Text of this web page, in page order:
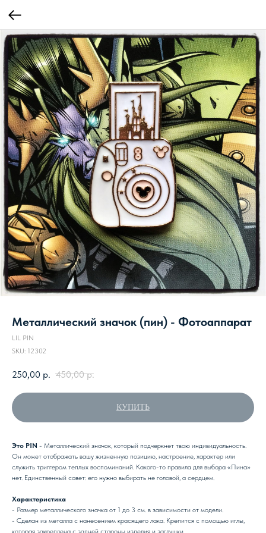
Металлический значок (пин) - Фотоаппарат
LIL PIN
SKU: 12302
250,00 р. 450,00 р.
КУПИТЬ
Это PIN - Металлический значок, который подчеркнет твою индивидуальность.
Он может отображать вашу жизненную позицию, настроение, характер или
служить триггером теплых воспоминаний. Какого-то правила для выбора «Пина»
нет. Единственный совет: его нужно выбирать не головой, а сердцем.
Характеристика
- Размер металлического значка от 1 до 3 см. в зависимости от модели.
- Сделан из металла с нанесением красящего лака. Крепится с помощью иглы,
которая закреплена с задней стороны изделия и заглушки.